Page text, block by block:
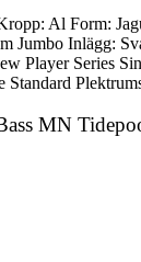
Al Form:
Jumbo Inlägg:
Player Series
Standard
MN